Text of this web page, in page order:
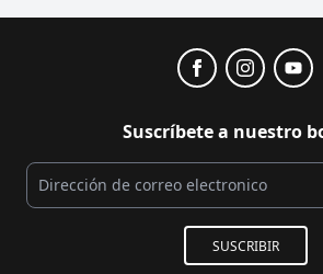
Suscríbete a nuestro
SUSCRIBIR